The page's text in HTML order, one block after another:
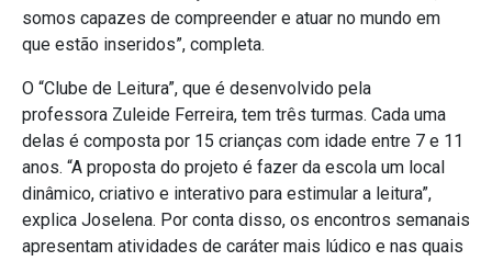
somos capazes de compreender e atuar no mundo em
que estão inseridos”, completa.
O “Clube de Leitura”, que é desenvolvido pela
professora Zuleide Ferreira, tem três turmas. Cada uma
delas é composta por 15 crianças com idade entre 7 e 11
anos. “A proposta do projeto é fazer da escola um local
dinâmico, criativo e interativo para estimular a leitura”,
explica Joselena. Por conta disso, os encontros semanais
apresentam atividades de caráter mais lúdico e nas quais